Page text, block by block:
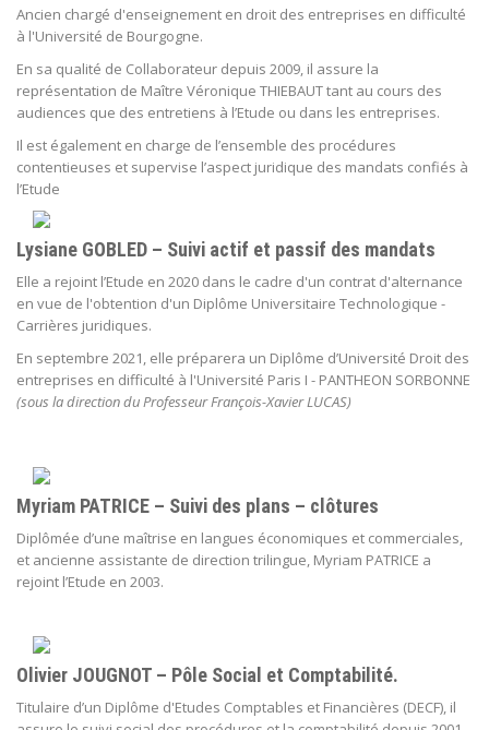
Ancien chargé d'enseignement en droit des entreprises en difficulté
à l'Université de Bourgogne.
En sa qualité de Collaborateur depuis 2009, il assure la
représentation de Maître Véronique THIEBAUT tant au cours des
audiences que des entretiens à l’Etude ou dans les entreprises.
Il est également en charge de l’ensemble des procédures
contentieuses et supervise l’aspect juridique des mandats confiés à
l’Etude
Lysiane GOBLED – Suivi actif et passif des mandats
Elle a rejoint l’Etude en 2020 dans le cadre d'un contrat d'alternance
en vue de l'obtention d'un Diplôme Universitaire Technologique -
Carrières juridiques.
En septembre 2021, elle préparera un Diplôme d’Université Droit des
entreprises en difficulté à l'Université Paris I - PANTHEON SORBONNE
(sous la direction du Professeur François-Xavier LUCAS)
Myriam PATRICE – Suivi des plans – clôtures
Diplômée d’une maîtrise en langues économiques et commerciales,
et ancienne assistante de direction trilingue, Myriam PATRICE a
rejoint l’Etude en 2003.
Olivier JOUGNOT – Pôle Social et Comptabilité.
Titulaire d’un Diplôme d'Etudes Comptables et Financières (DECF), il